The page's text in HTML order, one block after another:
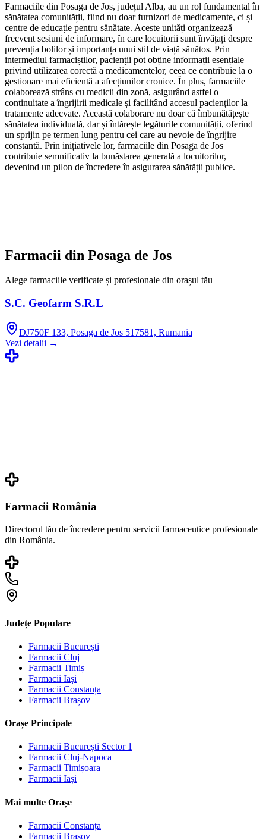
Farmaciile din Posaga de Jos, județul Alba, au un rol fundamental în
sănătatea comunității, fiind nu doar furnizori de medicamente, ci și
centre de educație pentru sănătate. Aceste unități organizează
frecvent sesiuni de informare, în care locuitorii sunt învățați despre
prevenția bolilor și importanța unui stil de viață sănătos. Prin
intermediul farmaciștilor, pacienții pot obține informații esențiale
privind utilizarea corectă a medicamentelor, ceea ce contribuie la o
gestionare mai eficientă a afecțiunilor cronice. În plus, farmaciile
colaborează strâns cu medicii din zonă, asigurând astfel o
continuitate a îngrijirii medicale și facilitând accesul pacienților la
tratamente adecvate. Această colaborare nu doar că îmbunătățește
sănătatea individuală, dar și întărește legăturile comunității, oferind
un sprijin pe termen lung pentru cei care au nevoie de îngrijire
constantă. Prin inițiativele lor, farmaciile din Posaga de Jos
contribuie semnificativ la bunăstarea generală a locuitorilor,
devenind un pilon de încredere în asigurarea sănătății publice.
Farmacii din Posaga de Jos
Alege farmaciile verificate și profesionale din orașul tău
S.C. Geofarm S.R.L
DJ750F 133, Posaga de Jos 517581, Rumania
Vezi detalii →
Farmacii România
Directorul tău de încredere pentru servicii farmaceutice profesionale
din România.
Județe Populare
Farmacii București
Farmacii Cluj
Farmacii Timiș
Farmacii Iași
Farmacii Constanța
Farmacii Brașov
Orașe Principale
Farmacii București Sector 1
Farmacii Cluj-Napoca
Farmacii Timișoara
Farmacii Iași
Mai multe Orașe
Farmacii Constanța
Farmacii Brașov